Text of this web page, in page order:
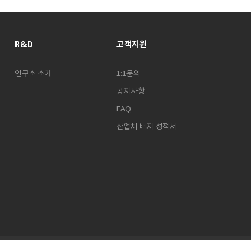
R&D
연구소 소개
고객지원
1:1문의
공지사항
FAQ
산업체 배지 성적서